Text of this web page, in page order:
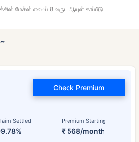
மேக்ஸ் லைஃப் 8 வருட ஆயுள் காப்பீடு
˜
Settled Premium Starting
₹ 568/month
Check Premium